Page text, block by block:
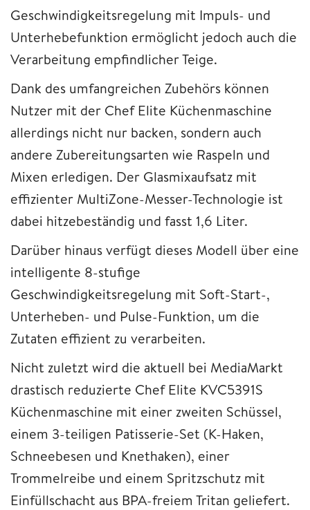
Geschwindigkeitsregelung mit Impuls- und
Unterhebefunktion ermöglicht jedoch auch die
Verarbeitung empfindlicher Teige.
Dank des umfangreichen Zubehörs können
Nutzer mit der Chef Elite Küchenmaschine
allerdings nicht nur backen, sondern auch
andere Zubereitungsarten wie Raspeln und
Mixen erledigen. Der Glasmixaufsatz mit
effizienter MultiZone-Messer-Technologie ist
dabei hitzebeständig und fasst 1,6 Liter.
Darüber hinaus verfügt dieses Modell über eine
intelligente 8-stufige
Geschwindigkeitsregelung mit Soft-Start-,
Unterheben- und Pulse-Funktion, um die
Zutaten effizient zu verarbeiten.
Nicht zuletzt wird die aktuell bei MediaMarkt
drastisch reduzierte Chef Elite KVC5391S
Küchenmaschine mit einer zweiten Schüssel,
einem 3-teiligen Patisserie-Set (K-Haken,
Schneebesen und Knethaken), einer
Trommelreibe und einem Spritzschutz mit
Einfüllschacht aus BPA-freiem Tritan geliefert.